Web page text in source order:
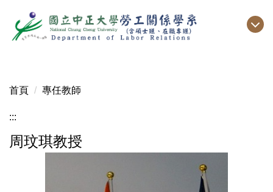
到
主
區
首頁 專任教師
:::
周玟琪教授